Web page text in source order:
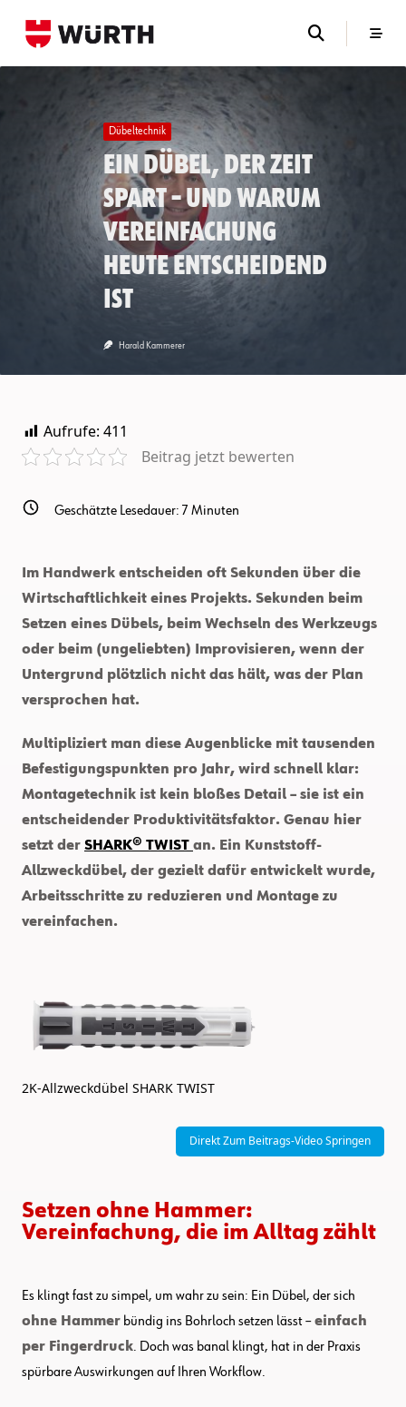
Dübeltechnik
Ein Dübel, der Zeit
spart – und warum
Vereinfachung
heute entscheidend
ist
Harald Kammerer
Aufrufe: 411
Beitrag jetzt bewerten
Geschätzte Lesedauer: 7 Minuten
Im Handwerk entscheiden oft Sekunden über die
Wirtschaftlichkeit eines Projekts. Sekunden beim
Setzen eines Dübels, beim Wechseln des Werkzeugs
oder beim (ungeliebten) Improvisieren, wenn der
Untergrund plötzlich nicht das hält, was der Plan
versprochen hat.
Multipliziert man diese Augenblicke mit tausenden
Befestigungspunkten pro Jahr, wird schnell klar:
Montagetechnik ist kein bloßes Detail – sie ist ein
entscheidender Produktivitätsfaktor. Genau hier
setzt der SHARK® TWIST an. Ein Kunststoff-
Allzweckdübel, der gezielt dafür entwickelt wurde,
Arbeitsschritte zu reduzieren und Montage zu
vereinfachen.
2K-Allzweckdübel SHARK TWIST
Direkt Zum Beitrags-Video Springen
Setzen ohne Hammer:
Vereinfachung, die im Alltag zählt
Es klingt fast zu simpel, um wahr zu sein: Ein Dübel, der sich
ohne Hammer bündig ins Bohrloch setzen lässt –einfach
per Fingerdruck. Doch was banal klingt, hat in der Praxis
spürbare Auswirkungen auf Ihren Workflow.